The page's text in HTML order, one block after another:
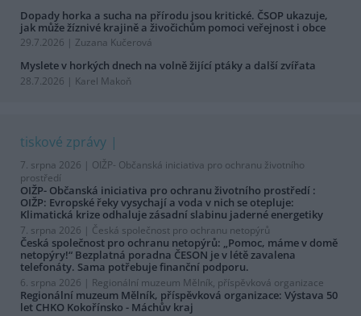
Dopady horka a sucha na přírodu jsou kritické. ČSOP ukazuje,
jak může žíznivé krajině a živočichům pomoci veřejnost i obce
29.7.2026 | Zuzana Kučerová
Myslete v horkých dnech na volně žijící ptáky a další zvířata
28.7.2026 | Karel Makoň
tiskové zprávy
7. srpna 2026 | OIŽP- Občanská iniciativa pro ochranu životního
prostředí
OIŽP- Občanská iniciativa pro ochranu životního prostředí :
OIŽP: Evropské řeky vysychají a voda v nich se otepluje:
Klimatická krize odhaluje zásadní slabinu jaderné energetiky
7. srpna 2026 | Česká společnost pro ochranu netopýrů
Česká společnost pro ochranu netopýrů: „Pomoc, máme v domě
netopýry!“ Bezplatná poradna ČESON je v létě zavalena
telefonáty. Sama potřebuje finanční podporu.
6. srpna 2026 | Regionální muzeum Mělník, příspěvková organizace
Regionální muzeum Mělník, příspěvková organizace: Výstava 50
let CHKO Kokořínsko - Máchův kraj